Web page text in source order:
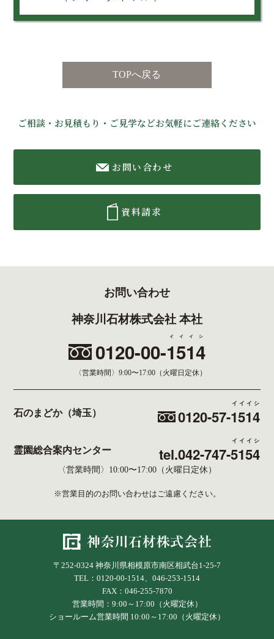
TOPへ戻る
ご相談・お見積もり・ご見学などお気軽にご連絡ください
お問い合わせ
資料請求
お問い合わせ
神奈川石材株式会社 本社
0120-00-1514
イイイシ
〈営業時間〉 9:00〜17:00（火曜日定休）
石のまどか（埼玉） 0120-57-1514
イイイシ
霊園総合案内センター tel.042-747-5154
イイイシ
〈営業時間〉10:00〜17:00（火曜日定休）
※営業目的のお問い合わせはご遠慮ください。
〒252-0324 神奈川県相模原市南区相武台1-25-7
TEL：0120-00-1514、046-253-1514
FAX：046-255-7870
営業時間：9:00～17:00（火曜定休）
ショールーム営業時間 10:00～17:00（火曜定休）